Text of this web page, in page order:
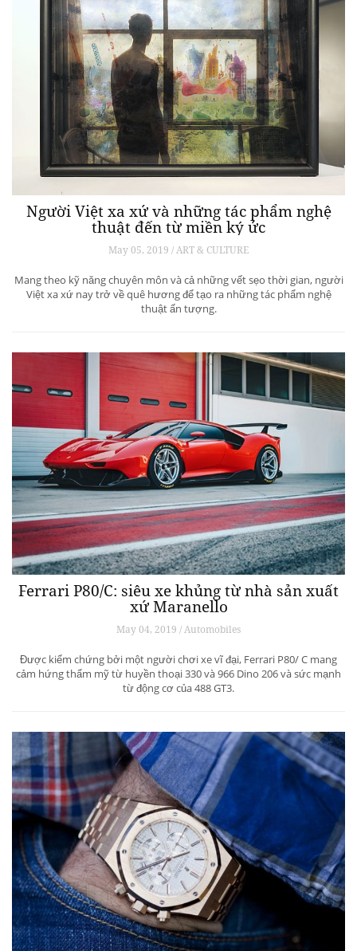
Người Việt xa xứ và những tác phẩm nghệ
thuật đến từ miền ký ức
May 05, 2019 / ART & CULTURE
Mang theo kỹ năng chuyên môn và cả những vết sẹo thời gian, người
Việt xa xứ nay trở về quê hương để tạo ra những tác phẩm nghệ
thuật ấn tượng.
Ferrari P80/C: siêu xe khủng từ ​​nhà sản xuất
xứ Maranello
May 04, 2019 / Automobiles
Được kiểm chứng bởi một người chơi xe vĩ đại, Ferrari P80/ C mang
cảm hứng thẩm mỹ từ huyền thoại 330 và 966 Dino 206 và sức mạnh
từ động cơ của 488 GT3.